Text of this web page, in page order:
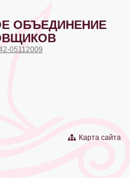
ОБЪЕДИНЕНИЕ
05112009
Карта сайта